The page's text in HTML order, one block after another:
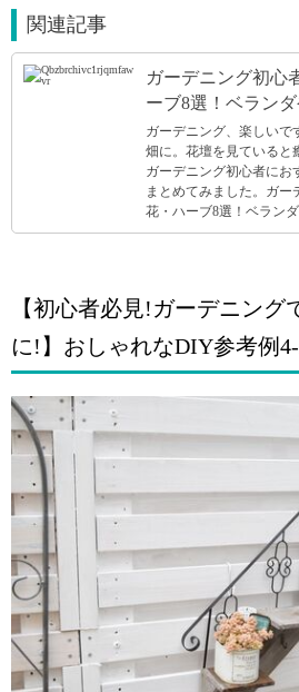
関連記事
ガーデニング初心
ーブ8選！ベラン
ガーデニング、楽しいで
畑に。花壇を見ていると
ガーデニング初心者にお
まとめてみました。ガ
花・ハーブ8選！ベラン
【初心者必見!ガーデニング
に!】おしゃれなDIY参考例